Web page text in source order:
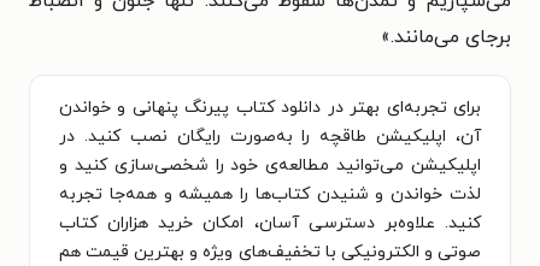
برجای می‌مانند.»
برای تجربه‌ای بهتر در دانلود کتاب پیرنگ پنهانی و خواندن
آن، اپلیکیشن طاقچه را به‌صورت رایگان نصب کنید. در
اپلیکیشن می‌توانید مطالعه‌ی خود را شخصی‌سازی کنید و
لذت خواندن و شنیدن کتاب‌ها را همیشه و همه‌جا تجربه
کنید. علاوه‌بر دسترسی آسان، امکان خرید هزاران کتاب
صوتی و الکترونیکی با تخفیف‌های ویژه و بهترین قیمت هم